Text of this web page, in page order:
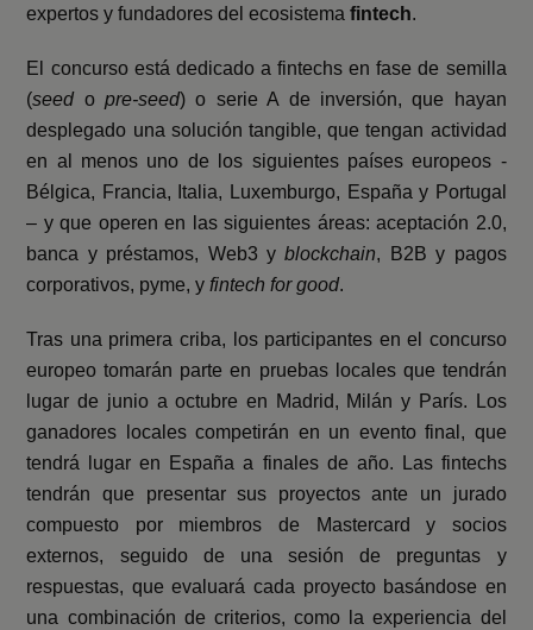
expertos y fundadores del ecosistemafintech.
El concurso está dedicado a fintechs en fase de semilla
(seedopre-seed) o serie A de inversión, que hayan
desplegado una solución tangible, que tengan actividad
en al menos uno de los siguientes países europeos -
Bélgica, Francia, Italia, Luxemburgo, España y Portugal
– y que operen en las siguientes áreas: aceptación 2.0,
banca y préstamos, Web3 yblockchain, B2B y pagos
corporativos, pyme, y fintech for good.
Tras una primera criba, los participantes en el concurso
europeo tomarán parte en pruebas locales que tendrán
lugar de junio a octubre en Madrid, Milán y París. Los
ganadores locales competirán en un evento final, que
tendrá lugar en España a finales de año. Las fintechs
tendrán que presentar sus proyectos ante un jurado
compuesto por miembros de Mastercard y socios
externos, seguido de una sesión de preguntas y
respuestas, que evaluará cada proyecto basándose en
una combinación de criterios, como la experiencia del